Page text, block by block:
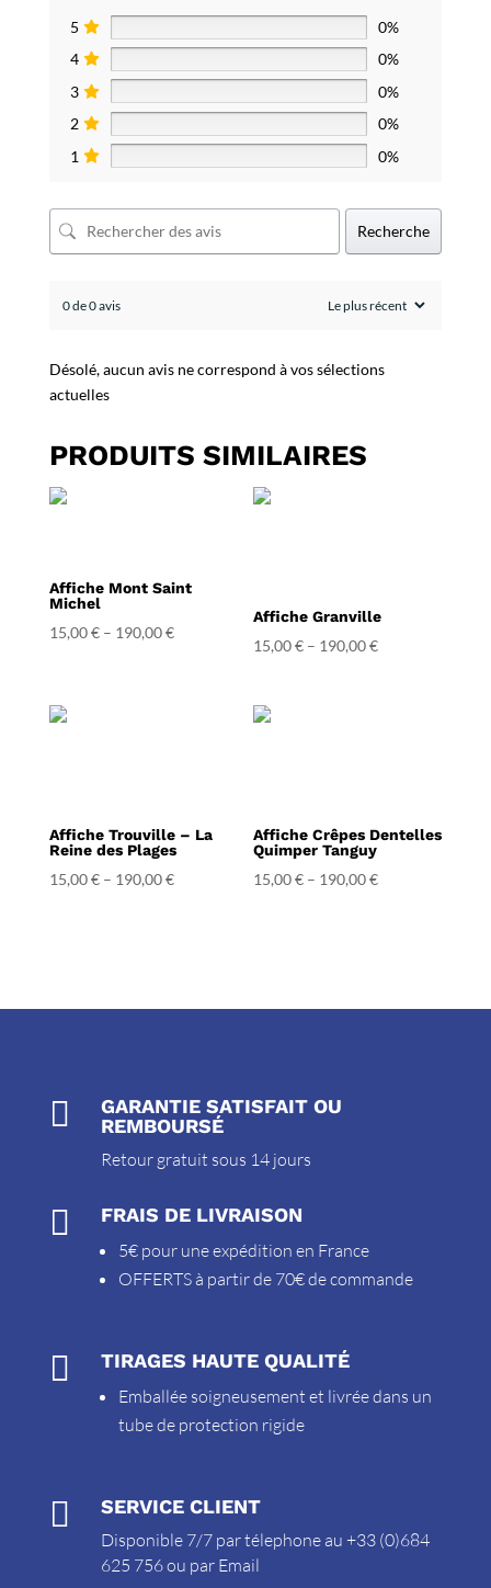
5
0%
4
0%
3
0%
2
0%
1
0%
Recherche
0 de 0 avis
Désolé, aucun avis ne correspond à vos sélections
actuelles
PRODUITS SIMILAIRES
Affiche Mont Saint
Michel
15,00€– 190,00€
Affiche Granville
15,00€ – 190,00€
Affiche Trouville – La
Reine des Plages
15,00€– 190,00€
Affiche Crêpes Dentelles
Quimper Tanguy
15,00€ – 190,00€

GARANTIE SATISFAIT OU
REMBOURSÉ
Retour gratuit sous 14 jours
 FRAIS DE LIVRAISON
5€ pour une expédition en France
OFFERTS à partir de 70€ de commande
 TIRAGES HAUTE QUALITÉ
Emballée soigneusement et livrée dans un
tube de protection rigide
 SERVICE CLIENT
Disponible 7/7 par télephone au +33 (0)684
625 756 ou par Email